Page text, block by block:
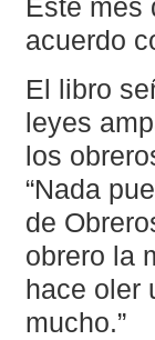
Este mes
acuerdo
El libro
leyes
los
“Nada
de
obrero la
hace oler
mucho.”